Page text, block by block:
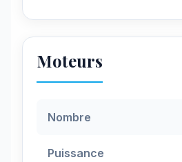
Moteurs
Nombre
Puissance